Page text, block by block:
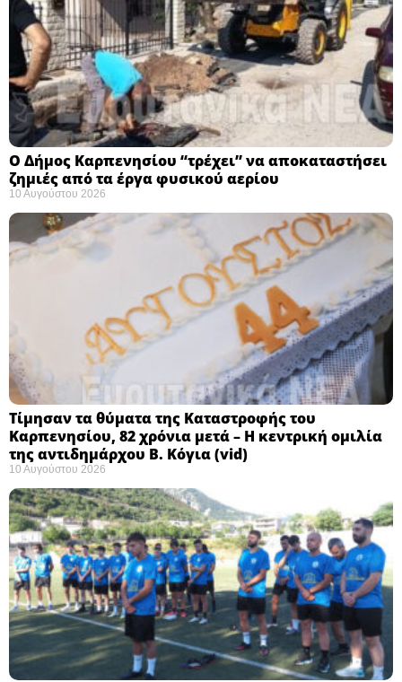
Ο Δήμος Καρπενησίου “τρέχει” να αποκαταστήσει
ζημιές από τα έργα φυσικού αερίου
10 Αυγούστου 2026
Τίμησαν τα θύματα της Καταστροφής του
Καρπενησίου, 82 χρόνια μετά – Η κεντρική ομιλία
της αντιδημάρχου Β. Κόγια (vid)
10 Αυγούστου 2026